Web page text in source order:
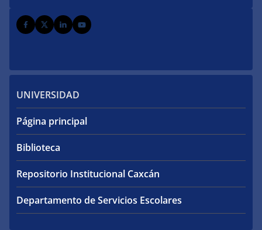
UNIVERSIDAD
Página principal
Biblioteca
Repositorio Institucional Caxcán
Departamento de Servicios Escolares